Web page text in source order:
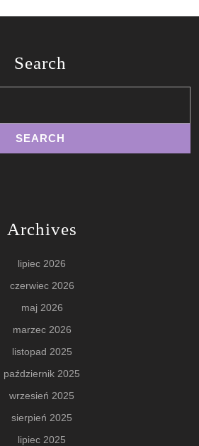
Search
Archives
lipiec 2026
czerwiec 2026
maj 2026
marzec 2026
listopad 2025
październik 2025
wrzesień 2025
sierpień 2025
lipiec 2025